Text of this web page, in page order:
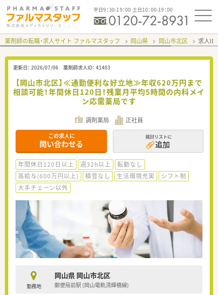
平日9：30-19：00 土日10：00-19：00
薬剤師の転職・求人サイト ファルマスタッフ 岡山県 岡山市北区 求人ID
更新日： 2026/07/06 薬剤師求人ID： 41403
【岡山市北区】≪通勤便利な好立地≫年収620万円まで
相談可能！年間休日120日！残業月平均5時間の内科メイ
ン応需薬局です
調剤薬局 正社員
この求人に
問い合わせる
検討リストに
追加
年間休日120日以上 週32h以上
転勤なし
高給与(600万円以上)
積雪なし 生活環境充実
シフト制
大手チェーン以外
勤務地
岡山県 岡山市北区
郵便局前駅 (岡山電軌清輝橋線)